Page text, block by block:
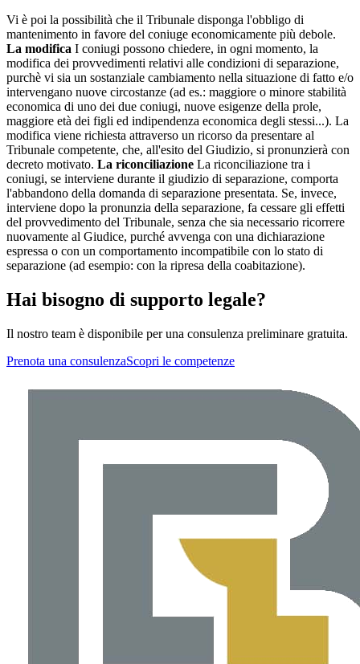
Vi è poi la possibilità che il Tribunale disponga l'obbligo di
mantenimento in favore del coniuge economicamente più debole.
La modifica I coniugi possono chiedere, in ogni momento, la
modifica dei provvedimenti relativi alle condizioni di separazione,
purchè vi sia un sostanziale cambiamento nella situazione di fatto e/o
intervengano nuove circostanze (ad es.: maggiore o minore stabilità
economica di uno dei due coniugi, nuove esigenze della prole,
maggiore età dei figli ed indipendenza economica degli stessi...). La
modifica viene richiesta attraverso un ricorso da presentare al
Tribunale competente, che, all'esito del Giudizio, si pronunzierà con
decreto motivato. La riconciliazione La riconciliazione tra i
coniugi, se interviene durante il giudizio di separazione, comporta
l'abbandono della domanda di separazione presentata. Se, invece,
interviene dopo la pronunzia della separazione, fa cessare gli effetti
del provvedimento del Tribunale, senza che sia necessario ricorrere
nuovamente al Giudice, purché avvenga con una dichiarazione
espressa o con un comportamento incompatibile con lo stato di
separazione (ad esempio: con la ripresa della coabitazione).
Hai bisogno di supporto legale?
Il nostro team è disponibile per una consulenza preliminare gratuita.
Prenota una consulenzaScopri le competenze